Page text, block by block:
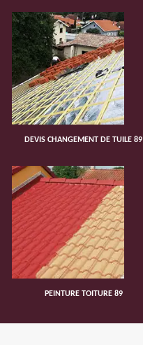
DEVIS CHANGEMENT DE TUILE 89
PEINTURE TOITURE 89